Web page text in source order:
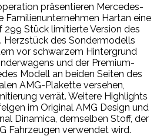
präsentieren Mercedes-
Familienunternehmen Hartan eine
Stück limitierte Version des
Herzstück des Sondermodells
vor schwarzem Hintergrund
und der Premium-
Modell an beiden Seiten des
AMG-Plakette versehen,
verrät. Weitere Highlights
im Original AMG Design und
Dinamica, demselben Stoff, der
Fahrzeugen verwendet wird.